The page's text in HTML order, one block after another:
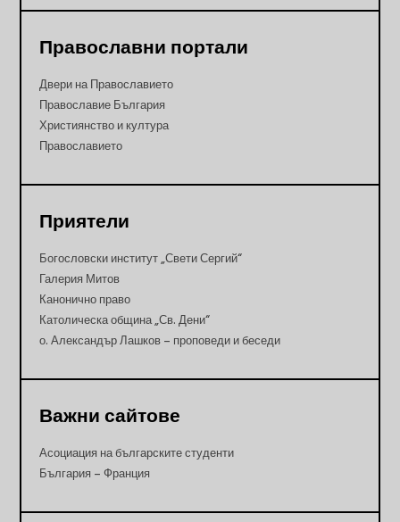
Православни портали
Двери на Православието
Православие България
Християнство и култура
Православието
Приятели
Богословски институт „Свети Сергий“
Галерия Митов
Канонично право
Католическа община „Св. Дени“
о. Александър Лашков – проповеди и беседи
Важни сайтове
Асоциация на българските студенти
България – Франция